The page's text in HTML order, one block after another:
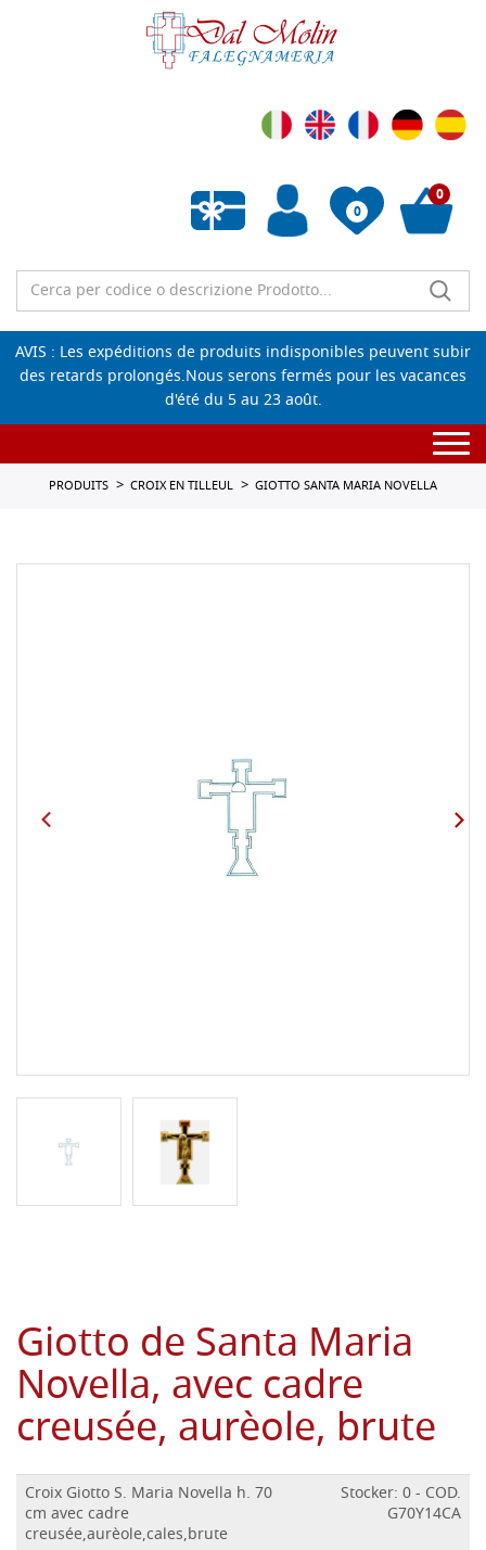
0
Liste de souhaits vide
0
AVIS : Les expéditions de produits indisponibles peuvent subir
des retards prolongés.Nous serons fermés pour les vacances
d'été du 5 au 23 août.
PRODUITS CROIX EN TILLEUL GIOTTO SANTA MARIA NOVELLA
Giotto de Santa Maria
Novella, avec cadre
creusée, aurèole, brute
Croix Giotto S. Maria Novella h. 70
cm avec cadre
creusée,aurèole,cales,brute
Stocker: 0 - COD.
G70Y14CA